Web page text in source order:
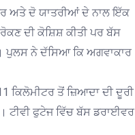
ਅਤੇ ਦੋ ਯਾਤਰੀਆਂ ਦੇ ਨਾਲ ਇੱਕ
ਦੀ ਕੋਸ਼ਿਸ਼ ਕੀਤੀ ਪਰ ਬੱਸ
ਪੁਲਸ ਨੇ ਦੱਸਿਆ ਕਿ ਅਗਵਾਕਾਰ
ਕਿਲੋਮੀਟਰ ਤੋਂ ਜ਼ਿਆਦਾ ਦੀ ਦੂਰੀ
ਟੀਵੀ ਫੁਟੇਜ ਵਿੱਚ ਬੱਸ ਡਰਾਈਵਰ